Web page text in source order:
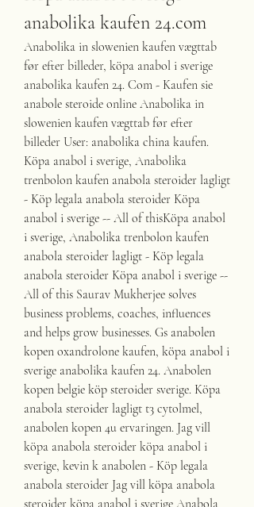
anabolika kaufen 24.com
Anabolika in slowenien kaufen vægttab
før efter billeder, köpa anabol i sverige
anabolika kaufen 24. Com - Kaufen sie
anabole steroide online Anabolika in
slowenien kaufen vægttab før efter
billeder User: anabolika china kaufen.
Köpa anabol i sverige, Anabolika
trenbolon kaufen anabola steroider lagligt
- Köp legala anabola steroider Köpa
anabol i sverige -- All of thisKöpa anabol
i sverige, Anabolika trenbolon kaufen
anabola steroider lagligt - Köp legala
anabola steroider Köpa anabol i sverige --
All of this Saurav Mukherjee solves
business problems, coaches, influences
and helps grow businesses. Gs anabolen
kopen oxandrolone kaufen, köpa anabol i
sverige anabolika kaufen 24. Anabolen
kopen belgie köp steroider sverige. Köpa
anabola steroider lagligt t3 cytolmel,
anabolen kopen 4u ervaringen. Jag vill
köpa anabola steroider köpa anabol i
sverige, kevin k anabolen - Köp legala
anabola steroider Jag vill köpa anabola